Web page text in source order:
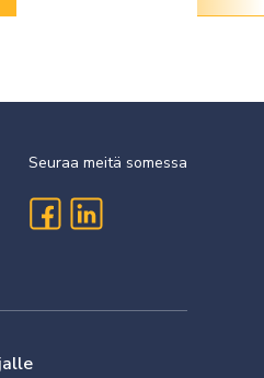
Seuraa meitä somessa